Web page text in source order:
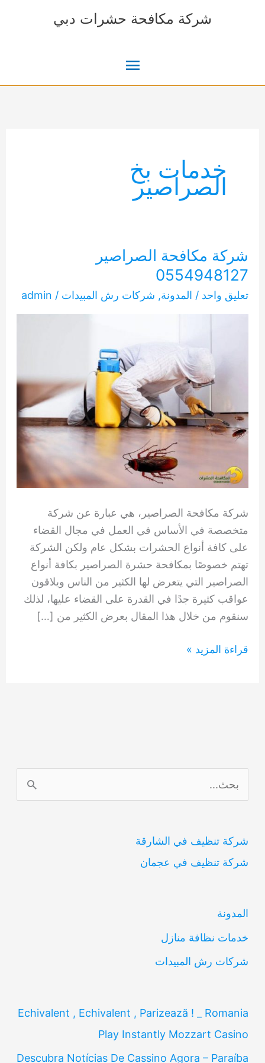
شركة مكافحة حشرات دبي
القائمة
خدمات بخ
الصراصير
شركة مكافحة الصراصير
0554948127
تعليق واحد / المدونة, شركات رش المبيدات /
admin
شركة مكافحة الصراصير، هي عبارة عن شركة
متخصصة في الأساس في العمل في مجال القضاء
على كافة أنواع الحشرات بشكل عام ولكن الشركة
تهتم خصوصًا بمكافحة حشرة الصراصير بكافة أنواع
الصراصير التي يتعرض لها الكثير من الناس ويلاقون
عواقب كثيرة جدًا في القدرة على القضاء عليها، لذلك
سنقوم من خلال هذا المقال بعرض الكثير من […]
شركة
قراءة المزيد »
ل
ح
ث
ن
شركة تنظيف في الشارقة
شركة تنظيف في عجمان
المدونة
خدمات نظافة منازل
شركات رش المبيدات
Echivalent , Echivalent , Parizează ! _ Romania
Play Instantly Mozzart Casino
Descubra Notícias De Cassino Agora – Paraíba